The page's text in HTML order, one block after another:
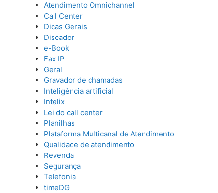
Atendimento Omnichannel
Call Center
Dicas Gerais
Discador
e-Book
Fax IP
Geral
Gravador de chamadas
Inteligência artificial
Intelix
Lei do call center
Planilhas
Plataforma Multicanal de Atendimento
Qualidade de atendimento
Revenda
Segurança
Telefonia
timeDG